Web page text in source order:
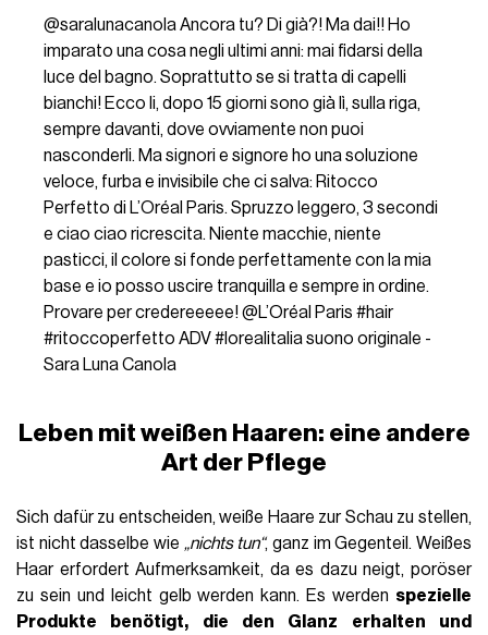
@saralunacanolaAncora tu? Di già?! Ma dai!! Ho
imparato una cosa negli ultimi anni: mai fidarsi della
luce del bagno. Soprattutto se si tratta di capelli
bianchi! Ecco li, dopo 15 giorni sono già lì, sulla riga,
sempre davanti, dove ovviamente non puoi
nasconderli. Ma signori e signore ho una soluzione
veloce, furba e invisibile che ci salva: Ritocco
Perfetto di L’Oréal Paris. Spruzzo leggero, 3 secondi
e ciao ciao ricrescita. Niente macchie, niente
pasticci, il colore si fonde perfettamente con la mia
base e io posso uscire tranquilla e sempre in ordine.
Provare per credereeeee! @L’Oréal Paris #hair
#ritoccoperfetto ADV#lorealitaliasuono originale -
Sara Luna Canola
Leben mit weißen Haaren: eine andere
Art der Pflege
Sich dafür zu entscheiden, weiße Haare zur Schau zu stellen,
ist nicht dasselbe wie „nichts tun“, ganz im Gegenteil. Weißes
Haar erfordert Aufmerksamkeit, da es dazu neigt, poröser
zu sein und leicht gelb werden kann. Es werden spezielle
Produkte benötigt, die den Glanz erhalten und